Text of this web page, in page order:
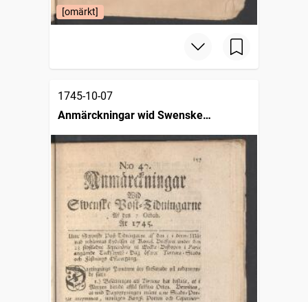
[omärkt]
1745-10-07
Anmärckningar wid Swenske
posttidningarne